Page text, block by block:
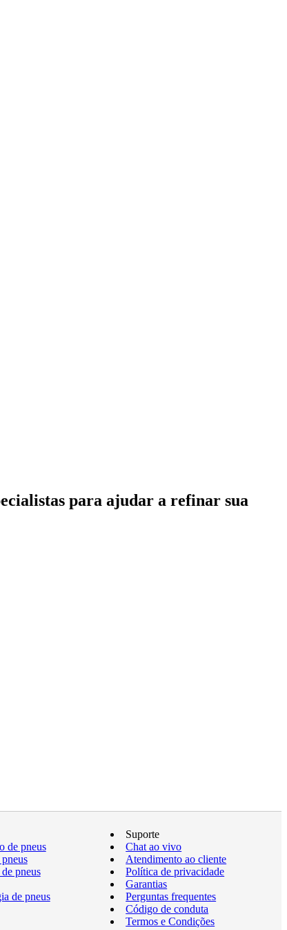
para ajudar a refinar sua
de pneus
pneus
de pneus
Suporte
Chat ao vivo
Atendimento ao cliente
Política de privacidade
Garantias
Perguntas frequentes
Código de conduta
Termos e Condições